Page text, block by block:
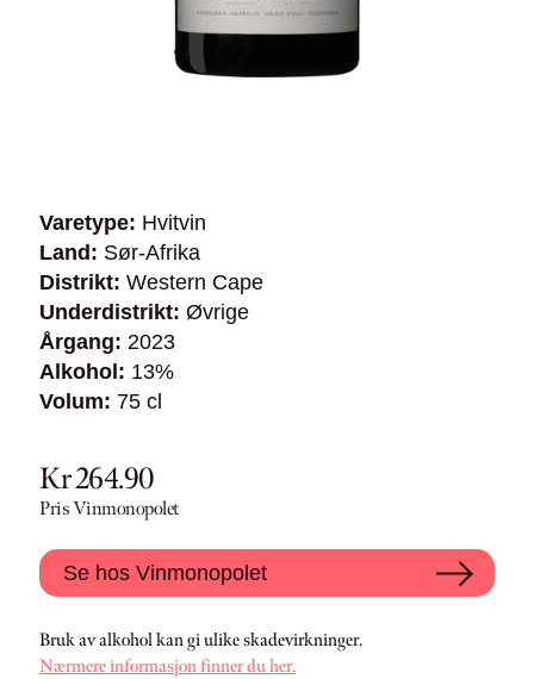
Varetype: Hvitvin
Land: Sør-Afrika
Distrikt: Western Cape
Underdistrikt: Øvrige
Årgang: 2023
Alkohol: 13%
Volum: 75 cl
Kr 264.90
Pris Vinmonopolet
Se hos Vinmonopolet
Bruk av alkohol kan gi ulike skadevirkninger.
Nærmere informasjon finner du her.